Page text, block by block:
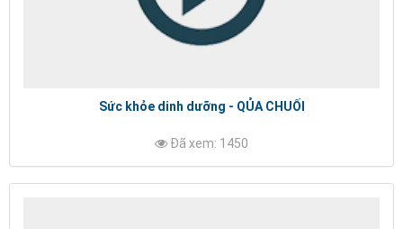
Sức khỏe dinh dưỡng - QỦA CHUỐI
Đã xem: 1450